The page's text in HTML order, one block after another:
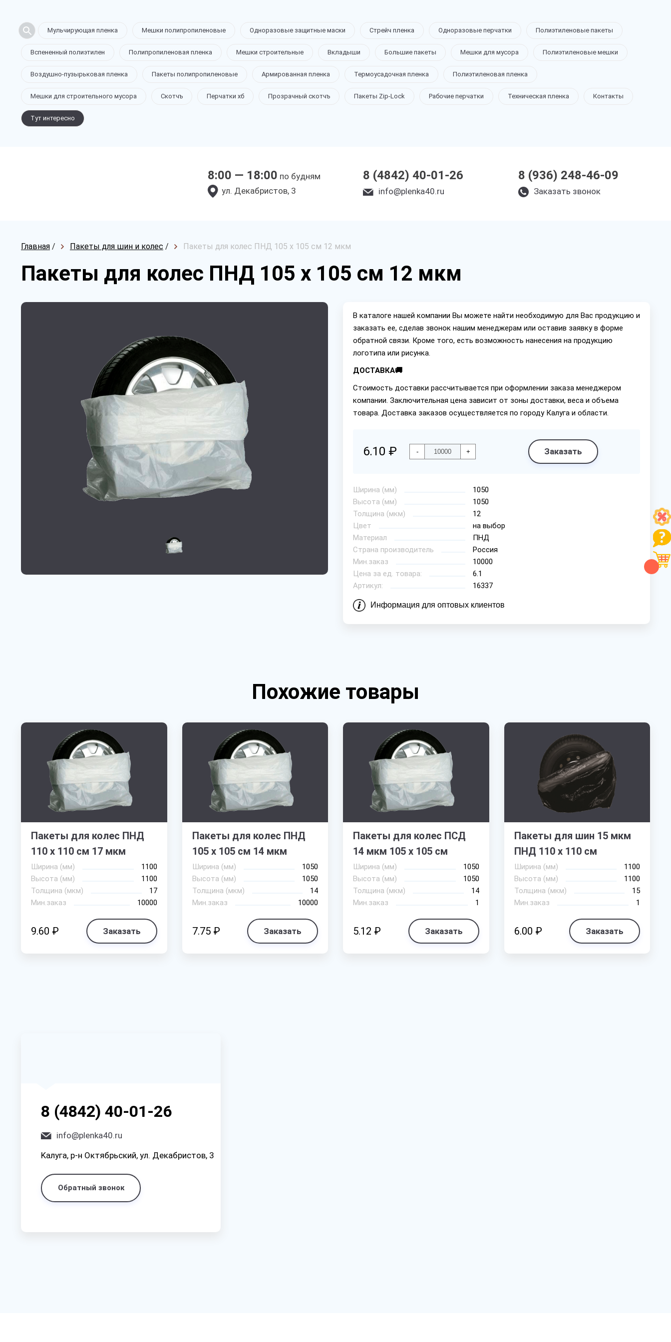
Мульчирующая пленка Мешки полипропиленовые Одноразовые защитные маски Стрейч пленка Одноразовые перчатки Полиэтиленовые пакеты
Вспененный полиэтилен Полипропиленовая пленка Мешки строительные Вкладыши Большие пакеты Мешки для мусора Полиэтиленовые мешки
Воздушно-пузырьковая пленка Пакеты полипропиленовые Армированная пленка Термоусадочная пленка Полиэтиленовая пленка
Мешки для строительного мусора Скотчъ Перчатки хб Прозрачный скотчъ Пакеты Zip-Lock Рабочие перчатки Техническая пленка Контакты
Тут интересно
8:00 — 18:00 по будням
yл. Дeкaбpиcтoв, 3
8 (4842) 40-01-26
info@plenka40.ru
8 (936) 248-46-09
Заказать звонок
Главная / Пакеты для шин и колес / Пакеты для колес ПНД 105 х 105 см 12 мкм
Пакеты для колес ПНД 105 х 105 см 12 мкм
В каталоге нашей компании Вы можете найти необходимую для Вас продукцию и
заказать ее, сделав звонок нашим менеджерам или оставив заявку в форме
обратной связи. Кроме того, есть возможность нанесения на продукцию
логотипа или рисунка.
ДОСТАВКА🚚
Стоимость доставки рассчитывается при оформлении заказа менеджером
компании. Заключительная цена зависит от зоны доставки, веса и объема
товара. Доставка заказов осуществляется по городу Калуга и области.
6.10 ₽ - + Заказать
Ширина (мм)
1050
Высота (мм)
1050
Толщина (мкм)
12
Цвет
на выбор
Материал
ПНД
Страна производитель
Россия
Мин.заказ
10000
Цена за ед. товара:
6.1
Артикул:
16337
Информация для оптовых клиентов
Похожие товары
Пакеты для колес ПНД
110 х 110 см 17 мкм
Ширина (мм)
1100
Высота (мм)
1100
Толщина (мкм)
17
Мин.заказ
10000
9.60 ₽ Заказать
Пакеты для колес ПНД
105 х 105 см 14 мкм
Ширина (мм)
1050
Высота (мм)
1050
Толщина (мкм)
14
Мин.заказ
10000
7.75 ₽ Заказать
Пакеты для колес ПСД
14 мкм 105 х 105 см
Ширина (мм)
1050
Высота (мм)
1050
Толщина (мкм)
14
Мин.заказ
1
5.12 ₽ Заказать
Пакеты для шин 15 мкм
ПНД 110 х 110 см
Ширина (мм)
1100
Высота (мм)
1100
Толщина (мкм)
15
Мин.заказ
1
6.00 ₽ Заказать
8 (4842) 40-01-26
info@plenka40.ru
Kaлyгa, p-н Oктябpьcкий, yл. Дeкaбpиcтoв, 3
Обратный звонок